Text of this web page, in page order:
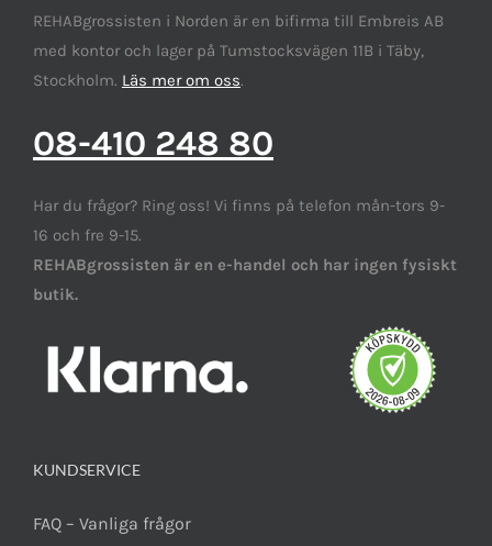
REHABgrossisten i Norden är en bifirma till Embreis AB
med kontor och lager på Tumstocksvägen 11B i Täby,
Stockholm. Läs mer om oss.
08-410 248 80
Har du frågor? Ring oss! Vi finns på telefon mån-tors 9-
16 och fre 9-15.
REHABgrossisten är en e-handel och har ingen fysiskt
butik.
KUNDSERVICE
FAQ – Vanliga frågor